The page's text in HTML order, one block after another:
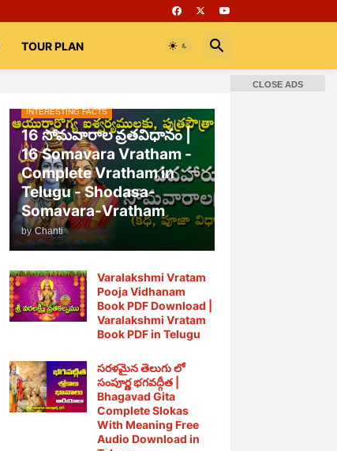
TOUR PLAN
📚 Books Rooms భగవద్గీత
INTERESTING FACTS
16 సోమవారాల వ్రతవిధానం |
16 Somavara Vratham -
Complete Vratham in
Telugu - Shodasa-
Somavara-Vratham
by Chanti
Varalakshmi Vratam
Pooja Vidhanam
Book PDF Download |
Varalakshmi Vratam
Book PDF in Telugu
సరళమైన తెలుగు లో
సంపూర్ణ భగవద్గీత |
Bhagavad Gita
Complete Slokas
With Meaning Free
Audio Download in
CLOSE ADS